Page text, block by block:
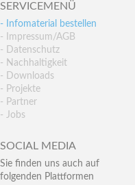
SERVICEMENÜ
- Infomaterial bestellen
- Impressum/AGB
- Datenschutz
- Nachhaltigkeit
- Downloads
- Projekte
- Partner
- Jobs
SOCIAL MEDIA
Sie finden uns auch auf
folgenden Plattformen